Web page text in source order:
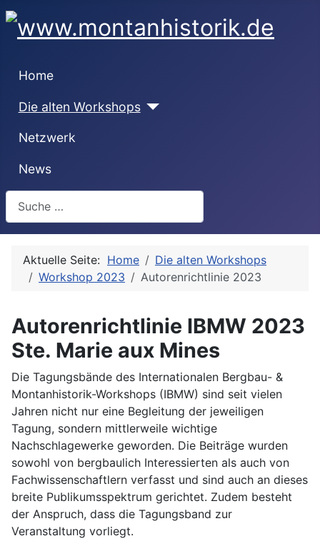
Home
Die alten Workshops
Netzwerk
News
Suchen
Aktuelle Seite: Home
Die alten Workshops
Workshop 2023
Autorenrichtlinie 2023
Autorenrichtlinie IBMW 2023
Ste. Marie aux Mines
Die Tagungsbände des Internationalen Bergbau- &
Montanhistorik-Workshops (IBMW) sind seit vielen
Jahren nicht nur eine Begleitung der jeweiligen
Tagung, sondern mittlerweile wichtige
Nachschlagewerke geworden. Die Beiträge wurden
sowohl von bergbaulich Interessierten als auch von
Fachwissenschaftlern verfasst und sind auch an dieses
breite Publikumsspektrum gerichtet. Zudem besteht
der Anspruch, dass die Tagungsband zur
Veranstaltung vorliegt.